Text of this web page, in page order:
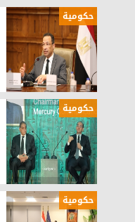
حكومية
حكومية
حكومية